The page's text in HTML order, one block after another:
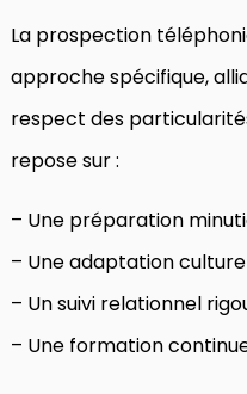
La prospection
approche spécifique,
respect des
repose sur :
– Une préparation
– Une adaptation
– Un suivi relationnel
– Une formation